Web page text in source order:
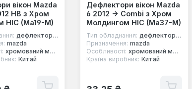
вікон Mazda
HB з Хром
HIC (Ma19-M)
дефлектори вікон
mazda
хромований молдинг
Китай
Дефлектори вікон Mazda
6 2012 -> Combi з Хром
Молдингом HIC (Ma37-M)
Тип обладнання: дефлектори вікон
Призначення: mazda
Особливості: хромований молдинг
Країна виробник: Китай
Звичайна ціна: